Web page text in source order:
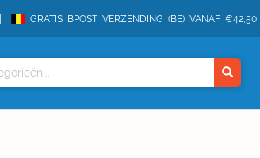
GRATIS BPOST VERZENDING (BE) VANAF €42,50